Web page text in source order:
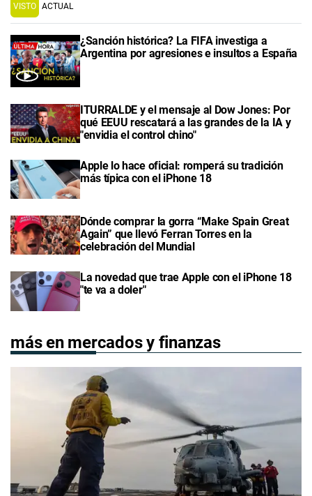
VISTO ACTUAL
¿Sanción histórica? La FIFA investiga a
Argentina por agresiones e insultos a España
ITURRALDE y el mensaje al Dow Jones: Por
qué EEUU rescatará a las grandes de la IA y
"envidia el control chino"
Apple lo hace oficial: romperá su tradición
más típica con el iPhone 18
Dónde comprar la gorra “Make Spain Great
Again” que llevó Ferran Torres en la
celebración del Mundial
La novedad que trae Apple con el iPhone 18
"te va a doler"
más en mercados y finanzas